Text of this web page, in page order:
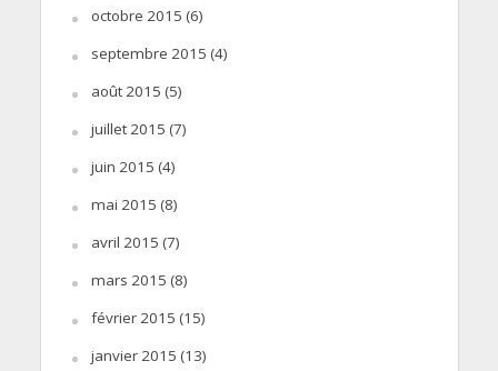
octobre 2015 (6)
septembre 2015 (4)
août 2015 (5)
juillet 2015 (7)
juin 2015 (4)
mai 2015 (8)
avril 2015 (7)
mars 2015 (8)
février 2015 (15)
janvier 2015 (13)